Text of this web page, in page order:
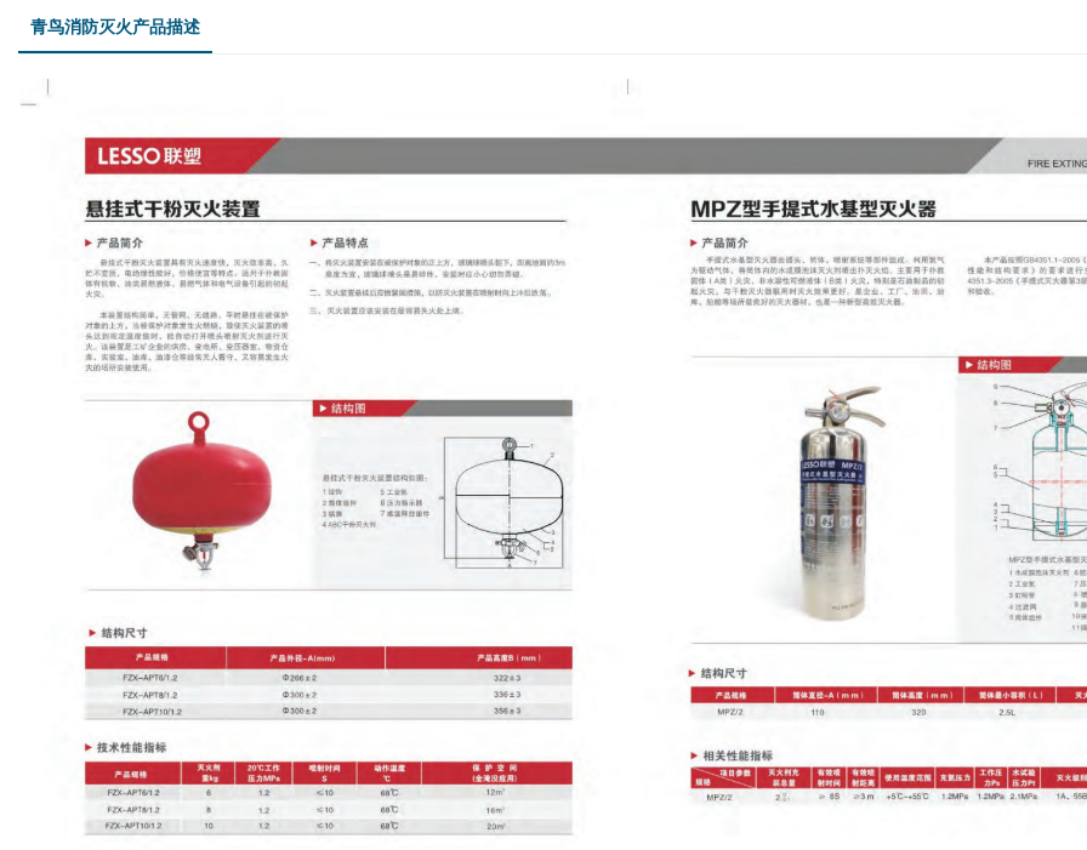
青鸟消防灭火产品描述